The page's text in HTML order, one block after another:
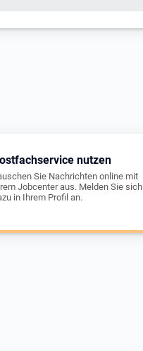
nutzen
Sie Nachrichten online mit
Jobcenter aus. Melden Sie sich
in Ihrem Profil an.